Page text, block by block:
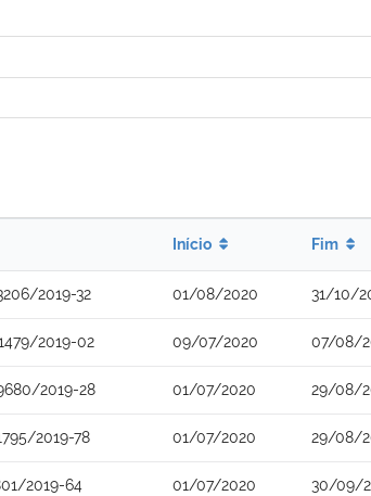
Início Fim
2019-32 01/08/2020 31/10/
2019-02 09/07/2020 07/08/
2019-28 01/07/2020 29/08/
2019-78 01/07/2020 29/08/
2019-64 01/07/2020 30/09/